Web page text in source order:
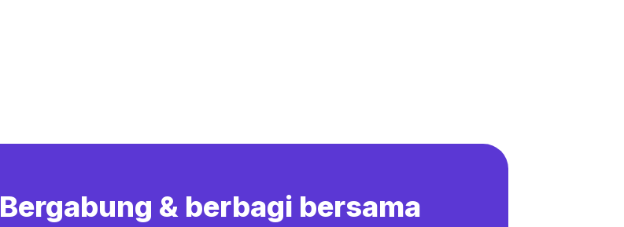
Bergabung & berbagi bersama